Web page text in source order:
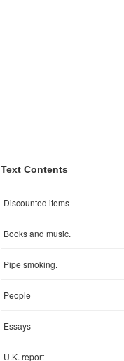
Text Contents
Discounted items
Books and music.
Pipe smoking.
People
Essays
U.K. report